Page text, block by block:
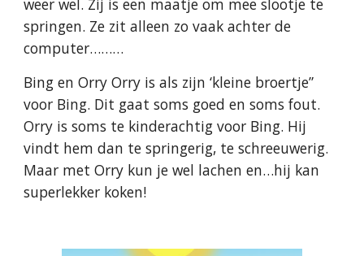
weer wel. Zij is een maatje om mee slootje te
springen. Ze zit alleen zo vaak achter de
computer………
Bing en Orry Orry is als zijn ‘kleine broertje”
voor Bing. Dit gaat soms goed en soms fout.
Orry is soms te kinderachtig voor Bing. Hij
vindt hem dan te springerig, te schreeuwerig.
Maar met Orry kun je wel lachen en…hij kan
superlekker koken!